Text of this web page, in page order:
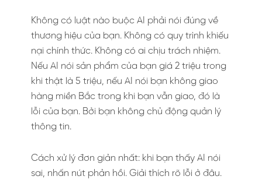
Không có luật nào buộc AI phải nói đúng về
thương hiệu của bạn. Không có quy trình khiếu
nại chính thức. Không có ai chịu trách nhiệm.
Nếu AI nói sản phẩm của bạn giá 2 triệu trong
khi thật là 5 triệu, nếu AI nói bạn không giao
hàng miền Bắc trong khi bạn vẫn giao, đó là
lỗi của bạn. Bởi bạn không chủ động quản lý
thông tin.
Cách xử lý đơn giản nhất: khi bạn thấy AI nói
sai, nhấn nút phản hồi. Giải thích rõ lỗi ở đâu.